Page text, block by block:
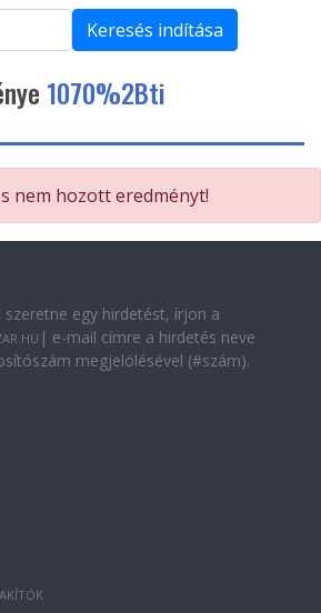
Keresés indítása
1070%2Bti
nem hozott eredményt!
egy hirdetést, írjon a
| e-mail címre a hirdetés neve
megjelölésével (#szám).